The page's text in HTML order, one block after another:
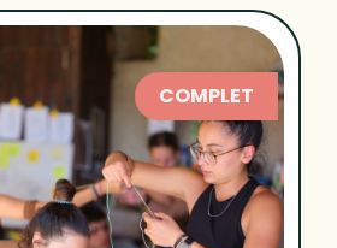
COMPLET